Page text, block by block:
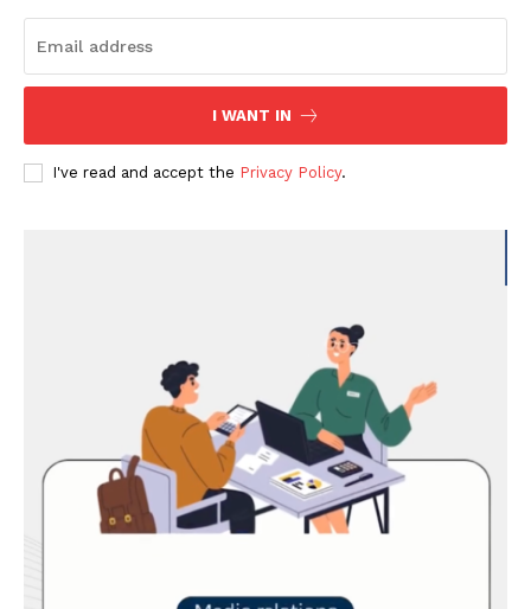
I WANT IN
I've read and accept the Privacy Policy.